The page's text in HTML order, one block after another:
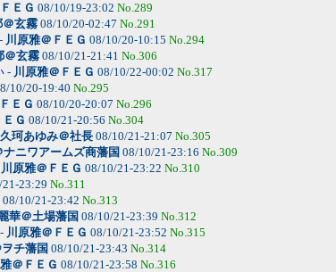
ＥＧ 08/10/19-23:02 No.289
＠玄霧 08/10/20-02:47 No.291
- 川原雅＠ＦＥＧ 08/10/20-10:15 No.294
＠玄霧 08/10/21-21:41 No.306
- 川原雅＠ＦＥＧ 08/10/22-00:02 No.317
10/20-19:40 No.295
ＥＧ 08/10/20-20:07 No.296
Ｇ 08/10/21-20:56 No.304
久珂あゆみ＠社長 08/10/21-21:07 No.305
ニワアームズ商藩国 08/10/21-23:16 No.309
川原雅＠ＦＥＧ 08/10/21-23:22 No.310
23:29 No.311
08/10/21-23:42 No.313
華＠土場藩国 08/10/21-23:39 No.312
- 川原雅＠ＦＥＧ 08/10/21-23:52 No.315
チ藩国 08/10/21-23:43 No.314
＠ＦＥＧ 08/10/21-23:58 No.316